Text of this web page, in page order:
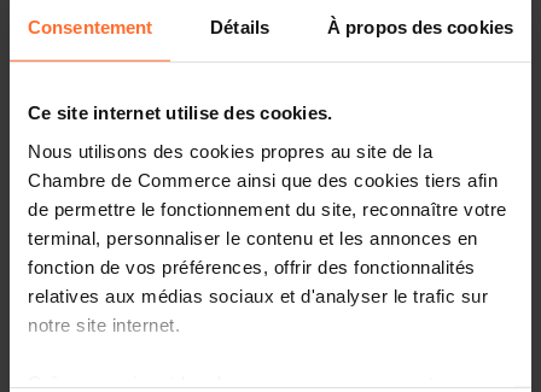
Consentement Détails À propos des cookies
Ce site internet utilise des cookies.
Nous utilisons des cookies propres au site de la
Chambre de Commerce ainsi que des cookies tiers afin
de permettre le fonctionnement du site, reconnaître votre
terminal, personnaliser le contenu et les annonces en
fonction de vos préférences, offrir des fonctionnalités
relatives aux médias sociaux et d'analyser le trafic sur
notre site internet.
La présente foire aux questions (« FAQ » ) a pour objectif